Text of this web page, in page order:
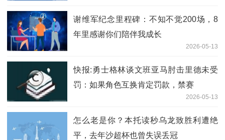
谢维军纪念里程碑：不知不觉200场，8
年里感谢你们陪伴我成长
2026-05-13
快报:勇士格林谈文班亚马肘击里德未受
罚：如果角色互换肯定罚款，禁赛
2026-05-13
怎么老是你？本托读秒乌龙致胜利遭绝
平，去年沙超杯也曾失误丢冠